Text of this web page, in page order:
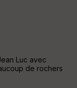
he
Luc avec
de rochers